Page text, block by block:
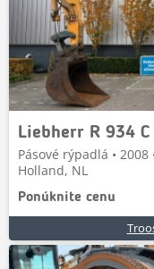
Liebherr R 934
Pásové rýpadlá •
Holland, NL
Ponúknite cenu